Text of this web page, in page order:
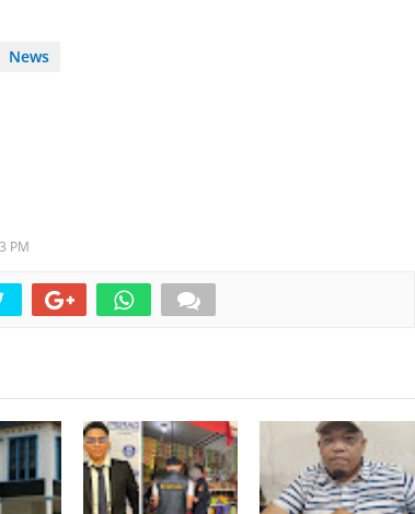
News
PM